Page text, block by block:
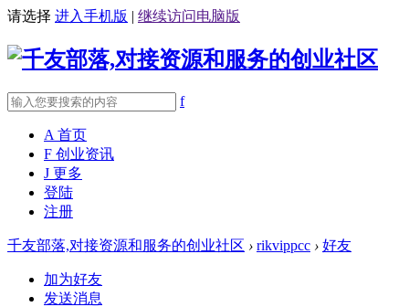
请选择 进入手机版 | 继续访问电脑版
f
A 首页
F 创业资讯
J 更多
登陆
注册
千友部落,对接资源和服务的创业社区 › rikvippcc › 好友
加为好友
发送消息